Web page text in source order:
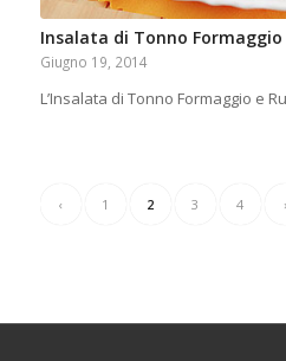
Insalata di Tonno Formaggio
Giugno 19, 2014
L’Insalata di Tonno Formaggio e
‹ 1 2 3 4 ›